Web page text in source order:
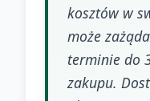
kosztów w
może
terminie do
zakupu.